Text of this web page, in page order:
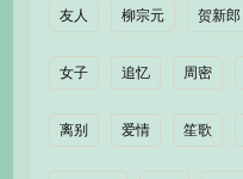
友人 柳宗元 贺新郎
女子 追忆 周密
离别 爱情 笙歌